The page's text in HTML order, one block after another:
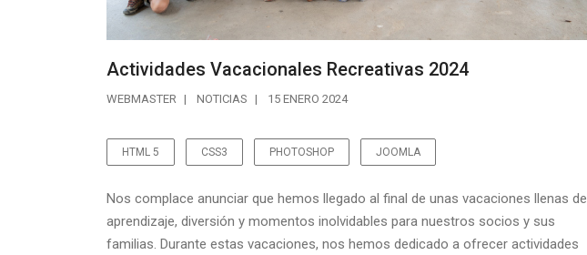
Actividades Vacacionales Recreativas 2024
WEBMASTER NOTICIAS 15 ENERO 2024
HTML 5 CSS3 PHOTOSHOP JOOMLA
Nos complace anunciar que hemos llegado al final de unas vacaciones llenas de
aprendizaje, diversión y momentos inolvidables para nuestros socios y sus
familias. Durante estas vacaciones, nos hemos dedicado a ofrecer actividades